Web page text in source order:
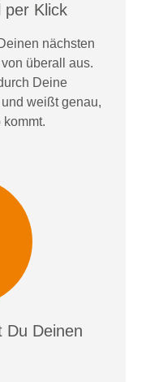
per Klick
nächsten
überall aus.
Deine
weißtgenau,
kommt.
Du Deinen